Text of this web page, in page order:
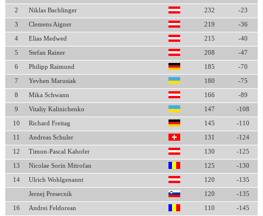
2 Niklas Bachlinger 232 -23
3 Clemens Aigner 219 -36
4 Elias Medwed 215 -40
5 Stefan Rainer 208 -47
6 Philipp Raimund 185 -70
7 Yevhen Marusiak 180 -75
8 Mika Schwann 166 -89
9 Vitaliy Kalinichenko 147 -108
10 Richard Freitag 145 -110
11 Andreas Schuler 131 -124
12 Timon-Pascal Kahofer 130 -125
13 Nicolae Sorin Mitrofan 125 -130
14 Ulrich Wohlgenannt 120 -135
Jernej Presecnik 120 -135
16 Andrei Feldorean 110 -145